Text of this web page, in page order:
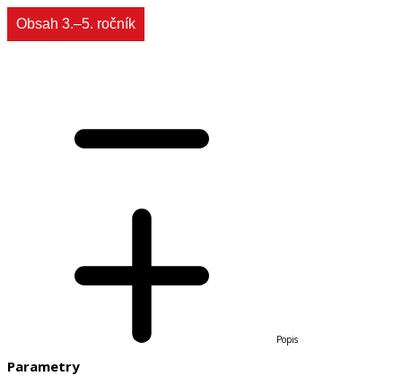
Obsah 3.–5. ročník
Popis
Parametry